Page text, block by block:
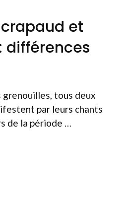
et
différences
grenouilles, tous deux
par leurs chants
de la période …